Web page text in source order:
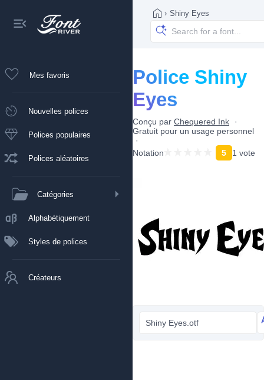
Mes favoris
Nouvelles polices
Polices populaires
Polices aléatoires
Catégories
Alphabétiquement
Styles de polices
Créateurs
› Shiny Eyes
Police Shiny
Eyes
Conçu par Chequered Ink
Gratuit pour un usage personnel
Notation 5 1 vote
Shiny Eyes.otf